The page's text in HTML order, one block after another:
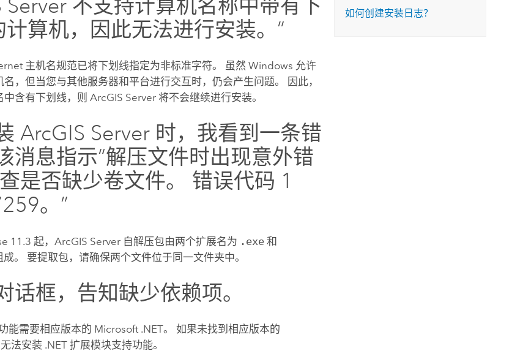
Server 不支持计算机名称中带有下
计算机，因此无法进行安装。”
主机名规范已将下划线指定为非标准字符。 虽然 Windows 允许
，但当您与其他服务器和平台进行交互时，仍会产生问题。 因此，
中含有下划线，则ArcGIS Server 将不会继续进行安装。
ArcGIS Server 时，我看到一条错
消息指示“解压文件时出现意外错
是否缺少卷文件。 错误代码 1
。”
11.3 起，ArcGIS Server 自解压包由两个扩展名为 .exe 和
成。 要提取包，请确保两个文件位于同一文件夹中。
话框，告知缺少依赖项。
能需要相应版本的 Microsoft .NET。 如果未找到相应版本的
法安装 .NET 扩展模块支持功能。
如何创建安装日志？